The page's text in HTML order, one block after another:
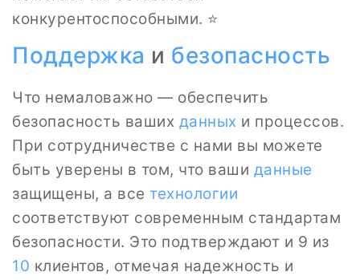
конкурентоспособными. ⭐
Поддержка и безопасность
Что немаловажно — обеспечить
безопасность ваших данных и процессов.
При сотрудничестве с нами вы можете
быть уверены в том, что ваши данные
защищены, а все технологии
соответствуют современным стандартам
безопасности. Это подтверждают и 9 из
10 клиентов, отмечая надежность и